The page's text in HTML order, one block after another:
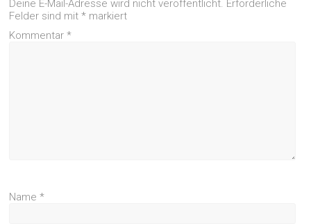
Deine E-Mail-Adresse wird nicht veröffentlicht. Erforderliche
Felder sind mit* markiert
Kommentar*
Name*